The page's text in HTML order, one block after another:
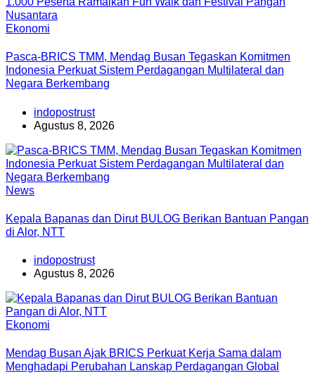
Ekonomi
Pasca-BRICS TMM, Mendag Busan Tegaskan Komitmen
Indonesia Perkuat Sistem Perdagangan Multilateral dan
Negara Berkembang
indopostrust
Agustus 8, 2026
News
Kepala Bapanas dan Dirut BULOG Berikan Bantuan Pangan
di Alor, NTT
indopostrust
Agustus 8, 2026
Ekonomi
Mendag Busan Ajak BRICS Perkuat Kerja Sama dalam
Menghadapi Perubahan Lanskap Perdagangan Global